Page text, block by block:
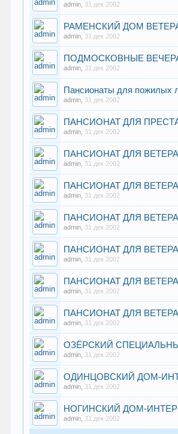
admin 31 дек 2002
РАМЕНСКИЙ ДОМ
admin 31 дек 2002
ПОДМОСКОВНЫЕ
admin 31 дек 2002
Пансионаты для пожилых
admin 31 дек 2002
ПАНСИОНАТ ДЛЯ
admin 31 дек 2002
ПАНСИОНАТ ДЛЯ
admin 31 дек 2002
ПАНСИОНАТ ДЛЯ
admin 31 дек 2002
ПАНСИОНАТ ДЛЯ
admin 31 дек 2002
ПАНСИОНАТ ДЛЯ
admin 31 дек 2002
ПАНСИОНАТ ДЛЯ
admin 31 дек 2002
ПАНСИОНАТ ДЛЯ
admin 31 дек 2002
ОЗЁРСКИЙ
admin 31 дек 2002
ОДИНЦОВСКИЙ ДОМ-
admin 31 дек 2002
НОГИНСКИЙ ДОМ-
admin 31 дек 2002